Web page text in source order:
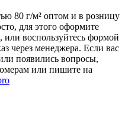
80 г/м² оптом и в розницу
для этого оформите
или воспользуйтесь формой
через менеджера. Если вас
появились вопросы,
или пишите на